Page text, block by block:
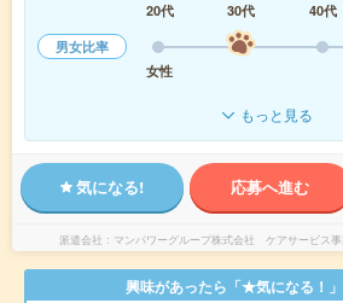
20代
30代 40代
男女比率
女性
もっと見る
気になる! 応募へ進む
派遣会社 マンパワーグループ株式会社 ケアサービス
興味があったら「★気になる！」